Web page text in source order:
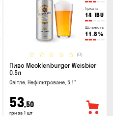
Гіркота
14 IBU
Щільність
11.8 %
(0)
Пиво Mecklenburger Weisbier
0.5л
Світле, Нефільтроване, 5.1°
53,50
грн за 1 шт